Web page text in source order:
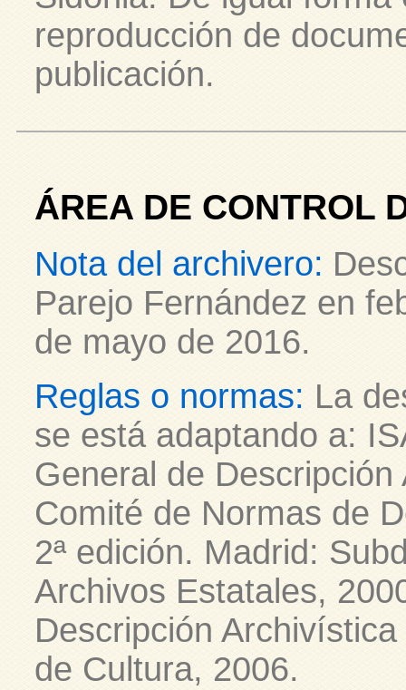
reproducción de
publicación.
ÁREA DE CONTROL
Nota del archivero:
Parejo Fernández en
de mayo de 2016.
Reglas o normas: La
se está adaptando a:
General de
Comité de Normas de
2ª edición. Madrid:
Archivos Estatales,
Descripción
de Cultura, 2006.